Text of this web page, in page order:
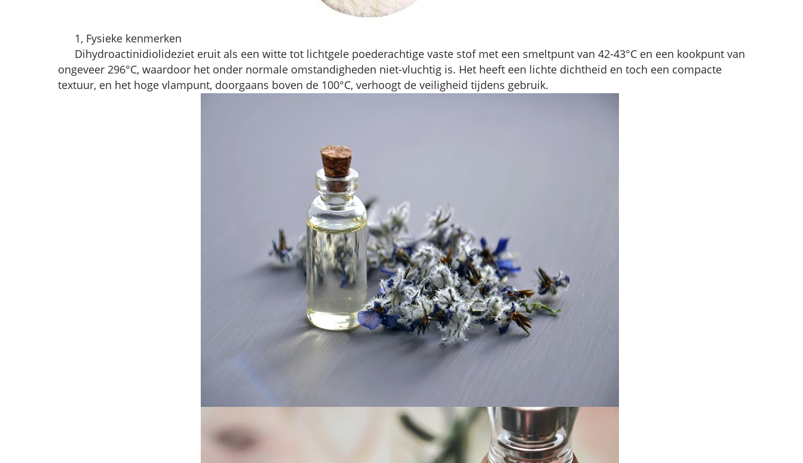
1, Fysieke kenmerken
Dihydroactinidiolideziet eruit als een witte tot lichtgele poederachtige vaste stof met een smeltpunt van 42-43°C en een kookpunt van
ongeveer 296°C, waardoor het onder normale omstandigheden niet-vluchtig is. Het heeft een lichte dichtheid en toch een compacte
textuur, en het hoge vlampunt, doorgaans boven de 100°C, verhoogt de veiligheid tijdens gebruik.